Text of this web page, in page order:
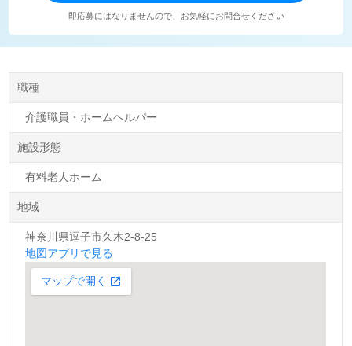
即応募にはなりませんので、お気軽にお問合せください
職種
介護職員・ホームヘルパー
施設形態
有料老人ホーム
地域
神奈川県逗子市久木2-8-25
地図アプリで見る